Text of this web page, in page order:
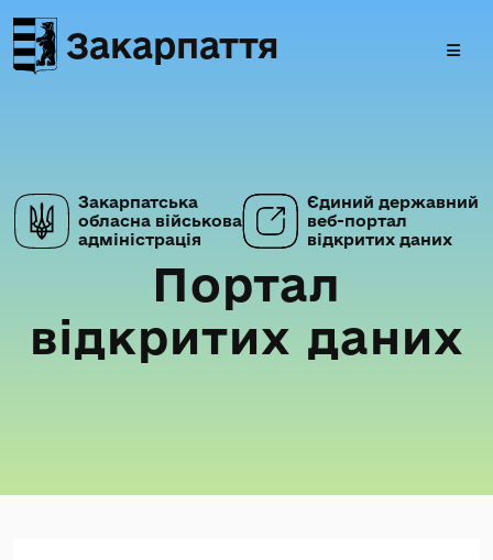
Закарпаття
Закарпатська
обласна військова
адміністрація
Єдиний державний
веб-портал
відкритих даних
Портал
відкритих даних